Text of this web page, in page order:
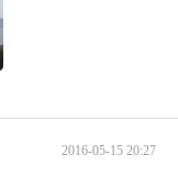
2016-05-15 20:27